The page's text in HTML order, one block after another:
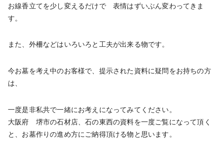
お線香立てを少し変えるだけで 表情はずいぶん変わってきま
す。
また、外柵などはいろいろと工夫が出来る物です。
今お墓を考え中のお客様で、提示された資料に疑問をお持ちの方
は、
一度是非私共で一緒にお考えになってみてください。
大阪府 堺市の石材店、石の東西の資料を一度ご覧になって頂く
と、お墓作りの進め方にご納得頂ける物と思います。